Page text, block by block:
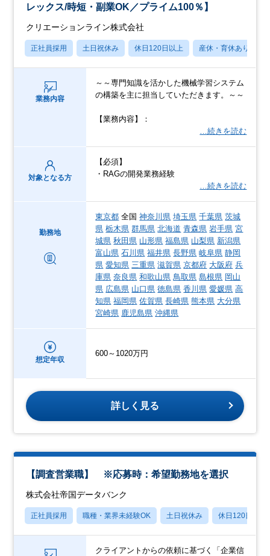
レックス/時短・副業OK／プライム100％】
クリエーションライン株式会社
正社員採用 土日祝休み 休日120日以上 産休・育休あり
業務内容
～～専門知識を活かした機械学習システム
の構築を主に担当していただきます。～～
【業務内容】：
…続きを読む
対象となる方
【必須】
・RAGの開発業務経験
…続きを読む
勤務地
東京都 全国神奈川県 埼玉県 千葉県 茨城
県 栃木県 群馬県 北海道 青森県 岩手県 宮
城県 秋田県 山形県 福島県 山梨県 新潟県
富山県 石川県 福井県 長野県 岐阜県 静岡
県 愛知県 三重県 滋賀県 京都府 大阪府 兵
庫県 奈良県 和歌山県 鳥取県 島根県 岡山
県 広島県 山口県 徳島県 香川県 愛媛県 高
知県 福岡県 佐賀県 長崎県 熊本県 大分県
宮崎県 鹿児島県 沖縄県
想定年収
600～1020万円
詳しく見る
【調査営業職】 ※応募時：希望勤務地を選択
株式会社帝国データバンク
正社員採用 職種・業界未経験OK 土日祝休み 休日120日以上
クライアントからの依頼に基づく「企業信